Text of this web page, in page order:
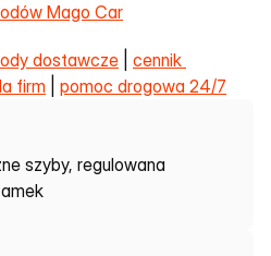
Mago Car
dostawcze
cennik
firm pomoc drogowa 24/7
szyby, regulowana